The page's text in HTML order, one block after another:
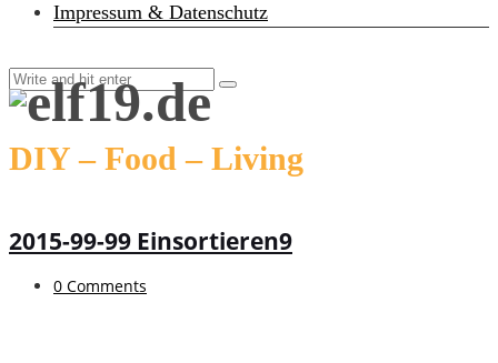
Impressum & Datenschutz
DIY – Food – Living
2015-99-99 Einsortieren9
0 Comments